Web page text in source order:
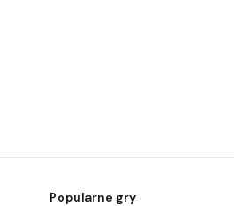
Popularne gry